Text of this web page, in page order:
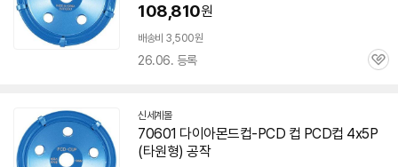
108,810원
배송비 3,500원
26.06. 등록
관
신세계몰
70601 다이아몬드컵-PCD 컵 PCD컵 4x5P
(타원형) 공작